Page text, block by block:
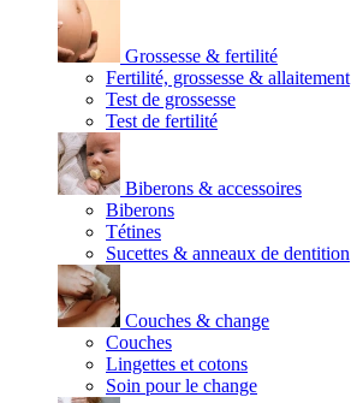
Grossesse & fertilité
Fertilité, grossesse & allaitement
Test de grossesse
Test de fertilité
Biberons & accessoires
Biberons
Tétines
Sucettes & anneaux de dentition
Couches & change
Couches
Lingettes et cotons
Soin pour le change